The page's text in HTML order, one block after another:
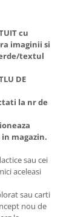
cu
imaginii si
textul
DE
la nr de
magazin.
sau cei
aceleasi
sau carti
nou de